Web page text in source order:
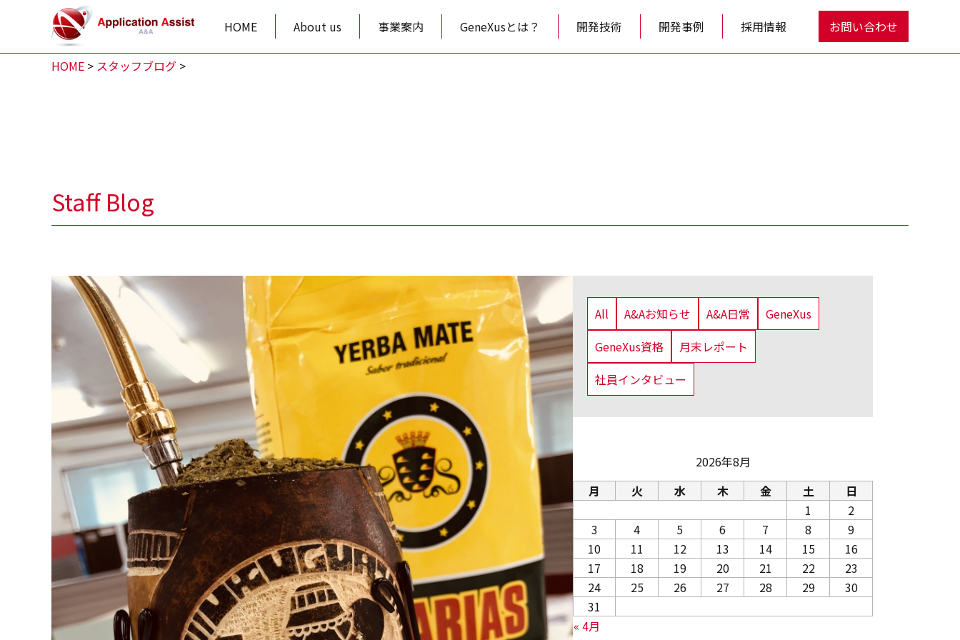
HOME About us 事業案内 GeneXusとは？ 開発技術 開発事例 採用情報 お問い合わせ
HOME > スタッフブログ >
Staff Blog
All A&Aお知らせ A&A日常
GeneXus
GeneXus資格
月末レポート
社員インタビュー
2026年8月
月
火 水 木 金 土 日
« 4月
1
2
3
4 5 6 7 8
9
10
11 12 13 14 15
16
17
18 19 20 21 22
23
24
25 26 27 28 29
30
31